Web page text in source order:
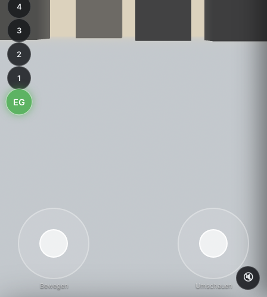
Bewegen Umschauen
4
3
2
1
EG
🔇